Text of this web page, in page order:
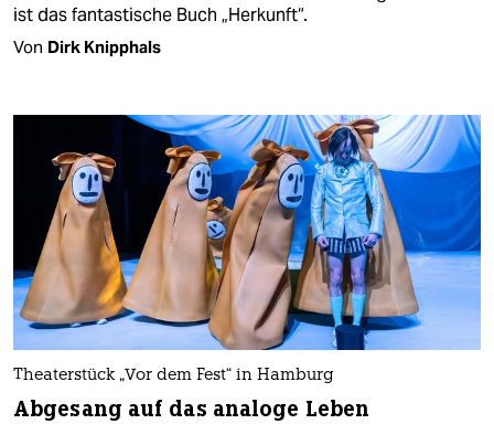
ist das fantastische Buch „Herkunft“.
Von Dirk Knipphals
Theaterstück „Vor dem Fest“ in Hamburg
Abgesang auf das analoge Leben